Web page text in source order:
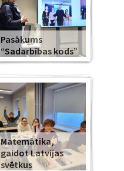
Pasākums
“Sadarbības kods”
Matemātika,
gaidot Latvijas
svētkus